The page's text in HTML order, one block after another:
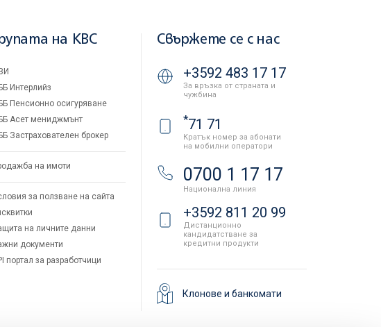
на KBC
Интерлийз
Пенсионно осигуряване
Асет мениджмънт
Застрахователен брокер
на имоти
за ползване на сайта
на личните данни
документи
портал за разработчици
Свържете се с нас
+3592 483 17 17
За връзка от страната и
чужбина
*71 71
Кратък номер за абонати
на мобилни оператори
0700 1 17 17
Национална линия
+3592 811 20 99
Дистанционно
кандидатстване за
кредитни продукти
Клонове и банкомати